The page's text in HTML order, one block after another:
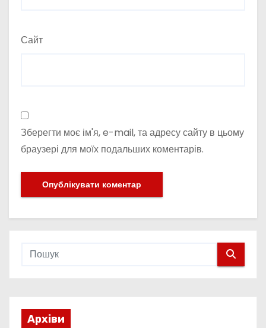
Сайт
Зберегти моє ім'я, e-mail, та адресу сайту в цьому
браузері для моїх подальших коментарів.
Архіви